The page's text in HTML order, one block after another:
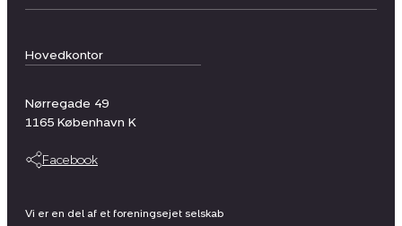
Hovedkontor
Nørregade 49
1165 København K
Facebook
Vi er en del af et foreningsejet selskab